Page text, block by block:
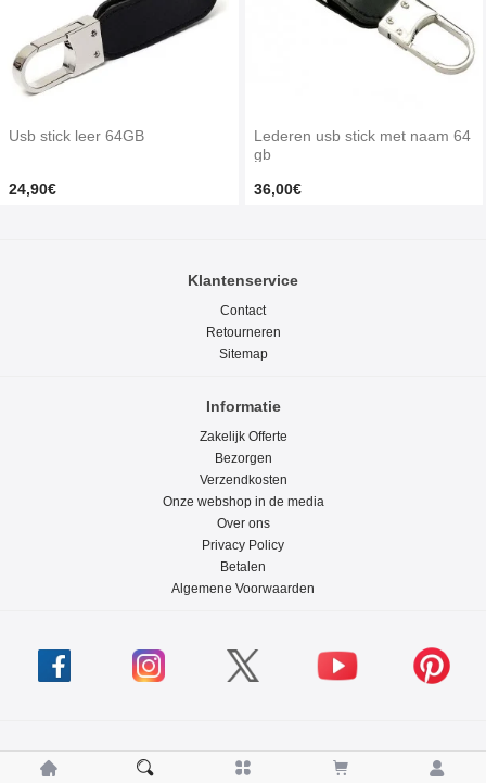
    
Usb stick leer 64GB
24,90€
Lederen usb stick met naam 64
gb
36,00€
Klantenservice
Contact
Retourneren
Sitemap
Informatie
Zakelijk Offerte
Bezorgen
Verzendkosten
Onze webshop in de media
Over ons
Privacy Policy
Betalen
Algemene Voorwaarden